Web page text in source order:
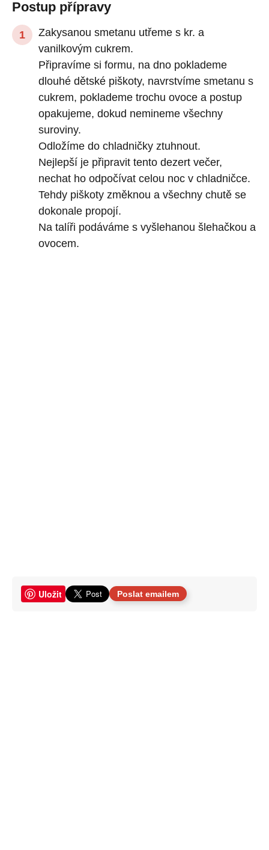
Postup přípravy
Zakysanou smetanu utřeme s kr. a
vanilkovým cukrem.
Připravíme si formu, na dno poklademe
dlouhé dětské piškoty, navrstvíme smetanu s
cukrem, poklademe trochu ovoce a postup
opakujeme, dokud nemineme všechny
suroviny.
Odložíme do chladničky ztuhnout.
Nejlepší je připravit tento dezert večer,
nechat ho odpočívat celou noc v chladničce.
Tehdy piškoty změknou a všechny chutě se
dokonale propojí.
Na talíři podáváme s vyšlehanou šlehačkou a
ovocem.
Uložit Poslat emailem